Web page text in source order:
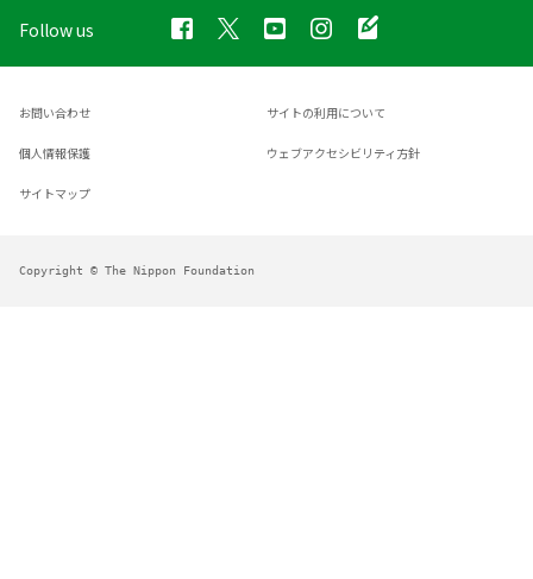
Follow us
お問い合わせ サイトの利用について
個人情報保護 ウェブアクセシビリティ方針
サイトマップ
Copyright © The Nippon Foundation